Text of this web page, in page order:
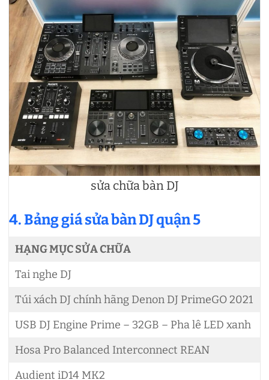
sửa chữa bàn DJ
4. Bảng giá sửa bàn DJ quận 5
HẠNG MỤC SỬA CHỮA
Tai nghe DJ
Túi xách DJ chính hãng Denon DJ PrimeGO 2021
USB DJ Engine Prime – 32GB – Pha lê LED xanh
Hosa Pro Balanced Interconnect REAN
Audient iD14 MK2